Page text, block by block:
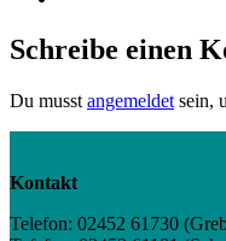
Schreibe einen
Du musst angemeldet sein,
Kontakt
Telefon: 02452 61730